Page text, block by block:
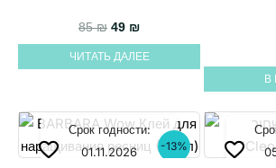
85₪ Первоначальная цена
49 ₪Текущая цена: 49 ₪.
ЧИТАТЬ ДАЛЕЕ
В
-13%
Срок годности:
01.11.2026